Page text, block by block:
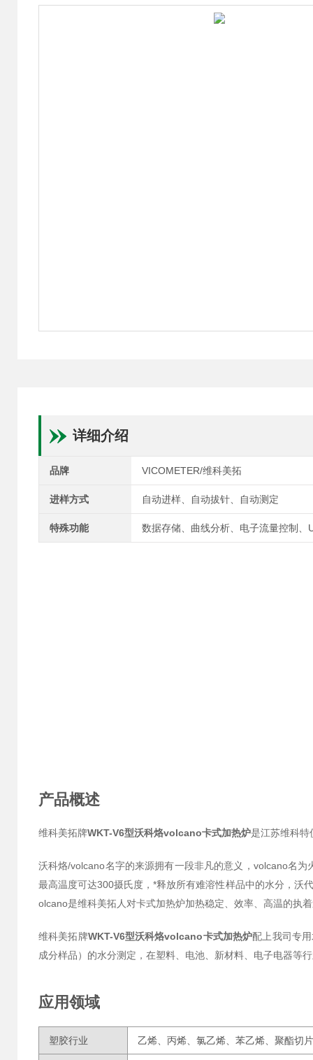
详细介绍
品牌 VICOMETER/维科美拓
进样方式 自动进样、自动拔针、自动测定
特殊功能 数据存储、曲线分析、电子流量控制、
产品概述
维科美拓牌WKT-V6型沃科烙volcano卡式加热炉是江苏维科特
沃科烙/volcano名字的来源拥有一段非凡的意义，volcano名
最高温度可达300摄氏度，*释放所有难溶性样品中的水分，沃
olcano是维科美拓人对卡式加热炉加热稳定、效率、高温的执
维科美拓牌WKT-V6型沃科烙volcano卡式加热炉配上我司专
成分样品）的水分测定，在塑料、电池、新材料、电子电器等
应用领域
塑胶行业 乙烯、丙烯、氯乙烯、苯乙烯、聚酯切